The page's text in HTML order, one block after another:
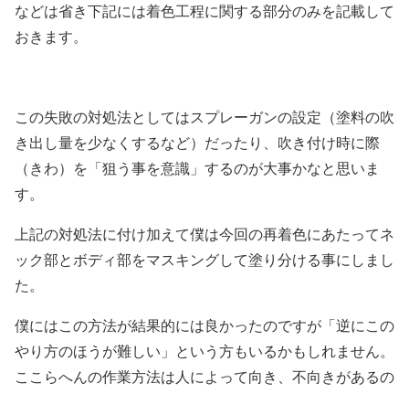
などは省き下記には着色工程に関する部分のみを記載して
おきます。
この失敗の対処法としてはスプレーガンの設定（塗料の吹
き出し量を少なくするなど）だったり、吹き付け時に際
（きわ）を「狙う事を意識」するのが大事かなと思いま
す。
上記の対処法に付け加えて僕は今回の再着色にあたってネ
ック部とボディ部をマスキングして塗り分ける事にしまし
た。
僕にはこの方法が結果的には良かったのですが「逆にこの
やり方のほうが難しい」という方もいるかもしれません。
ここらへんの作業方法は人によって向き、不向きがあるの